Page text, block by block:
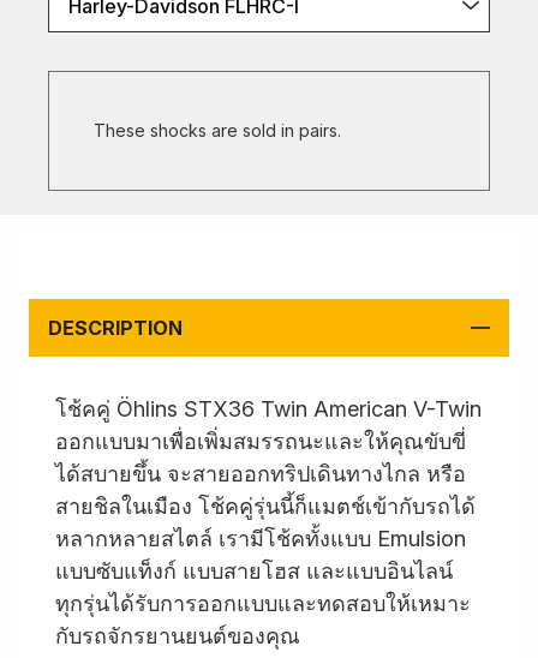
Harley-Davidson FLHRC-I
These shocks are sold in pairs.
DESCRIPTION
โช้คคู่ Öhlins STX36 Twin American V-Twin
ออกแบบมาเพื่อเพิ่มสมรรถนะและให้คุณขับขี่
ได้สบายขึ้น จะสายออกทริปเดินทางไกล หรือ
สายชิลในเมือง โช้คคู่รุ่นนี้ก็แมตช์เข้ากับรถได้
หลากหลายสไตล์ เรามีโช้คทั้งแบบ Emulsion
แบบซับแท็งก์ แบบสายโฮส และแบบอินไลน์
ทุกรุ่นได้รับการออกแบบและทดสอบให้เหมาะ
กับรถจักรยานยนต์ของคุณ